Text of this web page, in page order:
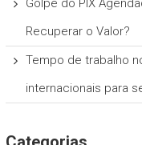
Golpe do PIX
Recuperar o Valor?
Tempo de trabalho
internacionais para